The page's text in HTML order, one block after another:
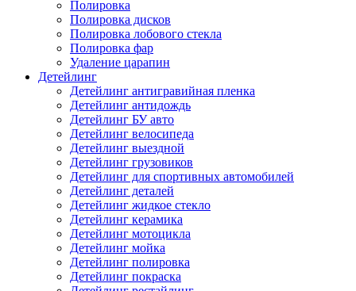
Полировка
Полировка дисков
Полировка лобового стекла
Полировка фар
Удаление царапин
Детейлинг
Детейлинг антигравийная пленка
Детейлинг антидождь
Детейлинг БУ авто
Детейлинг велосипеда
Детейлинг выездной
Детейлинг грузовиков
Детейлинг для спортивных автомобилей
Детейлинг деталей
Детейлинг жидкое стекло
Детейлинг керамика
Детейлинг мотоцикла
Детейлинг мойка
Детейлинг полировка
Детейлинг покраска